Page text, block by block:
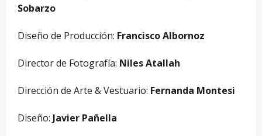
Sobarzo
Diseño de Producción: Francisco Albornoz
Director de Fotografía: Niles Atallah
Dirección de Arte & Vestuario: Fernanda Montesi
Diseño: Javier Pañella